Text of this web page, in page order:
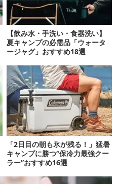
【飲み水・手洗い・食器洗い】
夏キャンプの必需品「ウォータ
ージャグ」おすすめ18選
「2日目の朝も氷が残る！」猛暑
キャンプに勝つ“保冷力最強クー
ラー”おすすめ16選